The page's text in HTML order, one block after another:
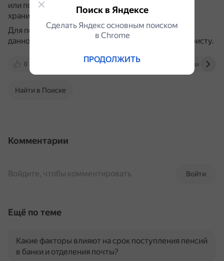
или посылку, оно считается невостребованным,
хранится 6 месяцев, после чего уничтожается.
Для получения более подробной консультации по
данному вопросу рекомендуется обратиться к юристу.
0 www.pochta.ru
Найти в Поиске
Комментарии
Войти
Войдите, чтобы комментировать
Ещё по теме
Какие факторы влияют на срок поступления пенсий
в банки и отделения почты?
Поиск в Яндексе
Сделать Яндекс основным поиском
в Сhrome
ПРОДОЛЖИТЬ